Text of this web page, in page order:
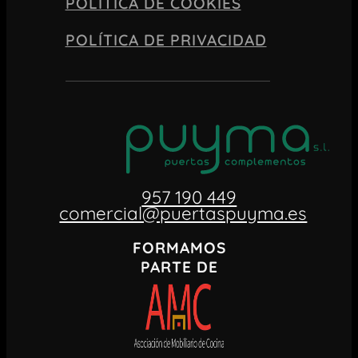
957 190 449
comercial@puertaspuyma.es
FORMAMOS
PARTE DE
POLÍTICA DE PRIVACIDAD